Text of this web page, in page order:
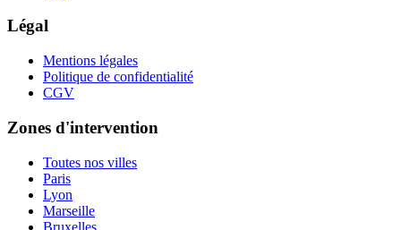
Légal
Mentions légales
Politique de confidentialité
CGV
Zones d'intervention
Toutes nos villes
Paris
Lyon
Marseille
Bruxelles